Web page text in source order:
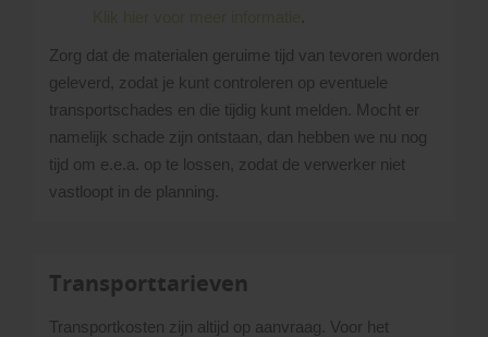
Klik hier voor meer informatie
Zorg dat de materialen geruime tijd van tevoren worden
geleverd, zodat je kunt controleren op eventuele
transportschades en die tijdig kunt melden. Mocht er
namelijk schade zijn ontstaan, dan hebben we nu nog
tijd om e.e.a. op te lossen, zodat de verwerker niet
vastloopt in de planning.
Transporttarieven
Transportkosten zijn altijd op aanvraag. Voor het